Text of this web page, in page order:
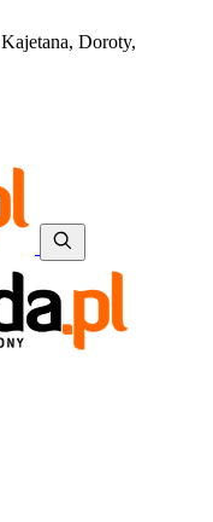
Kajetana, Doroty,